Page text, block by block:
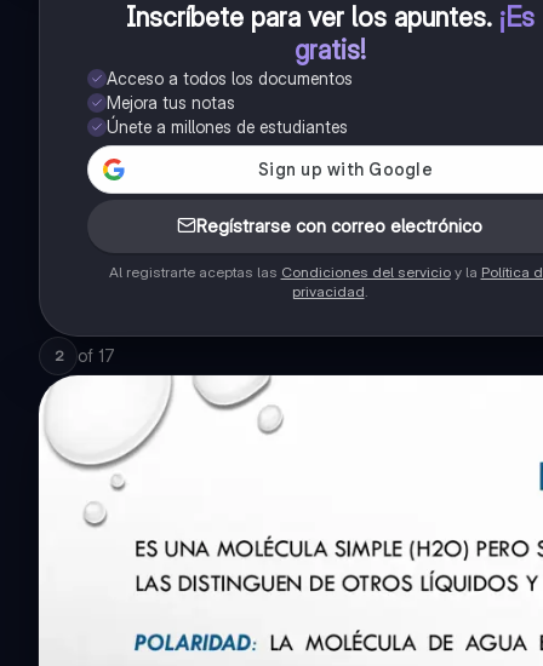
Inscríbete para ver los apuntes. ¡Es
gratis!
Acceso a todos los documentos
Mejora tus notas
Únete a millones de estudiantes
Regístrarse con correo electrónico
Al registrarte aceptas las Condiciones del servicioy la Política
privacidad.
2 of 17